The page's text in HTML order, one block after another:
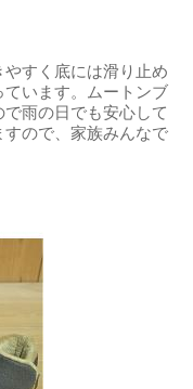
すく底には滑り止め
います。ムートンブ
雨の日でも安心して
ので、家族みんなで